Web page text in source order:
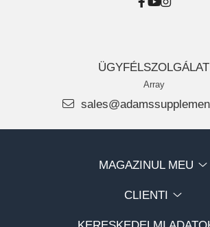
ÜGYFÉLSZOLGÁLAT
Array
MAGAZINUL MEU
CLIENTI